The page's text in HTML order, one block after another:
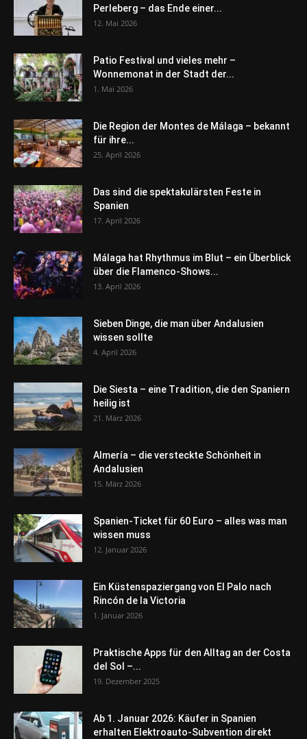
Perleberg – das Ende einer...
12. Mai 2026
Patio Festival und vieles mehr –
Wonnemonat in der Stadt der...
1. Mai 2026
Die Region der Montes de Málaga – bekannt
für ihre...
25. April 2026
Das sind die spektakulärsten Feste in
Spanien
17. April 2026
Málaga hat Rhythmus im Blut – ein Überblick
über die Flamenco-Shows...
13. April 2026
Sieben Dinge, die man über Andalusien
wissen sollte
4. April 2026
Die Siesta – eine Tradition, die den Spaniern
heilig ist
21. März 2026
Almería – die versteckte Schönheit in
Andalusien
15. März 2026
Spanien-Ticket für 60 Euro – alles was man
wissen muss
12. Januar 2026
Ein Küstenspaziergang von El Palo nach
Rincón de la Victoria
1. Januar 2026
Praktische Apps für den Alltag an der Costa
del Sol –...
19. Dezember 2025
Ab 1. Januar 2026: Käufer in Spanien
erhalten Elektroauto-Subvention direkt